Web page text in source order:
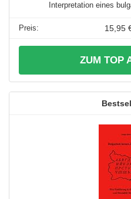
Interpretation eines
15,95
ZUM TOP